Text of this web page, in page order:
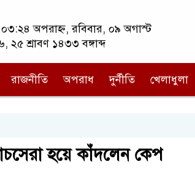
০৩:২৪ অপরাহ্ন, রবিবার, ০৯ অগাস্ট
২৫ শ্রাবণ ১৪৩৩ বঙ্গাব্দ
রাজনীতি অপরাধ দুর্নীতি খেলাধুলা
হয়ে কাঁদলেন কেপ